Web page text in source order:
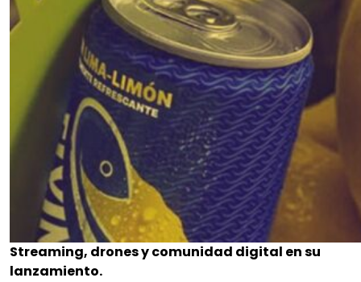
Streaming, drones y comunidad digital en su
lanzamiento.